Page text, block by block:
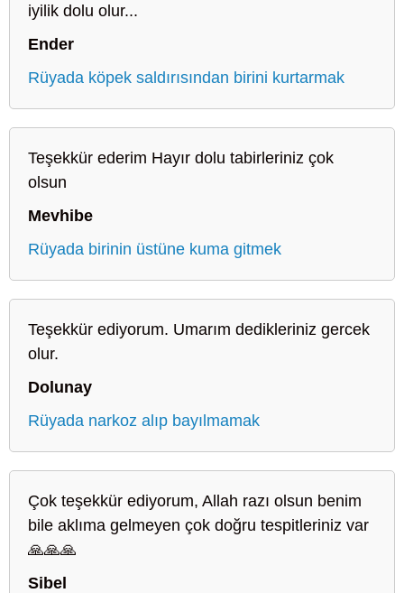
iyilik dolu olur...
Ender
Rüyada köpek saldırısından birini kurtarmak
Teşekkür ederim Hayır dolu tabirleriniz çok
olsun
Mevhibe
Rüyada birinin üstüne kuma gitmek
Teşekkür ediyorum. Umarım dedikleriniz gercek
olur.
Dolunay
Rüyada narkoz alıp bayılmamak
Çok teşekkür ediyorum, Allah razı olsun benim
bile aklıma gelmeyen çok doğru tespitleriniz var
🙏🙏🙏
Sibel